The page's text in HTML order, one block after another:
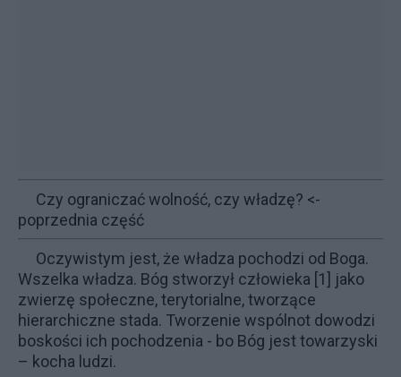
Czy ograniczać wolność, czy władzę? <-
poprzednia część
Oczywistym jest, że władza pochodzi od Boga.
Wszelka władza. Bóg stworzył człowieka [1] jako
zwierzę społeczne, terytorialne, tworzące
hierarchiczne stada. Tworzenie wspólnot dowodzi
boskości ich pochodzenia - bo Bóg jest towarzyski
– kocha ludzi.